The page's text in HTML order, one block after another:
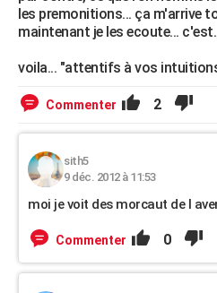
les premonitions... ça m'arrive
maintenant je les ecoute...
voila... "attentifs à vos
Commenter 2
sith5
9 déc. 2012 à 11:53
moi je voit des morcaut de l
Commenter 0